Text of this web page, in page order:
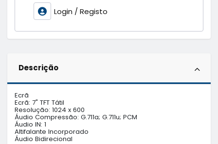
Login / Registo
Descrição
Ecrã
Ecrã: 7" TFT Tátil
Resolução: 1024 x 600
Áudio Compressão: G.711a; G.711u; PCM
Áudio IN: 1
Altifalante Incorporado
Áudio Bidirecional